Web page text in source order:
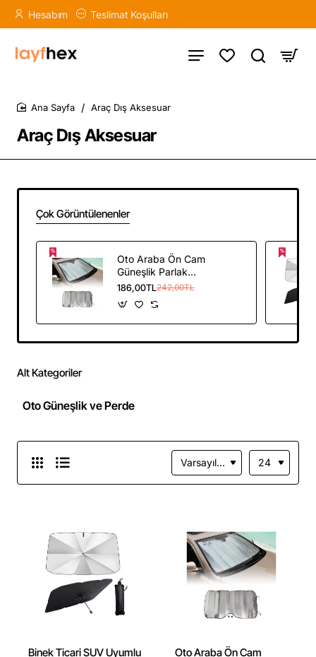
Hesabım Teslimat Koşulları
Araç Dış Aksesuar
Araç Dış Aksesuar
Çok Görüntülenenler
Oto Araba Ön Cam
Güneşlik Parlak
Araba Güneş
Koruyucu Tüm
Araçlarla Uyumlu
Vantuzlu
186,00TL242,00TL
Alt Kategoriler
Oto Güneşlik ve Perde
Binek Ticari SUV Uyumlu
Oto Araba Ön Cam